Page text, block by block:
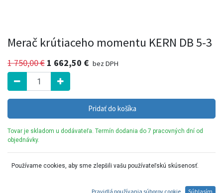
Merač krútiaceho momentu KERN DB 5-3
1 750,00€ 1 662,50 € bez DPH
Pridať do košíka
Tovar je skladom u dodávateľa. Termín dodania do 7 pracovných dní od
objednávky.
Praktický spôsob testovania krútiaceho momentu nástrojov
Používame cookies, aby sme zlepšili vašu používateľskú skúsenosť.
Pravidlá používania súborov cookie Súhlasím